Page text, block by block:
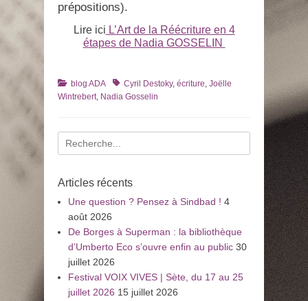
prépositions).
Lire ici L’Art de la Réécriture en 4
étapes de Nadia GOSSELIN
Catégories
blog ADA TagsCyril Destoky, écriture, Joëlle
Wintrebert, Nadia Gosselin
Recherche
pour
Articles récents
Une question ? Pensez à Sindbad ! 4
août 2026
De Borges à Superman : la bibliothèque
d’Umberto Eco s’ouvre enfin au public 30
juillet 2026
Festival VOIX VIVES | Sète, du 17 au 25
juillet 2026 15 juillet 2026